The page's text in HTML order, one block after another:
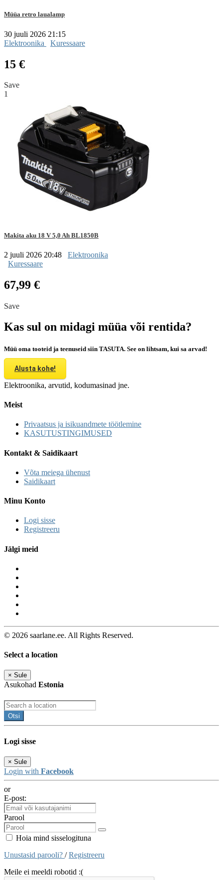
Müüa retro laualamp
30 juuli 2026 21:15
Elektroonika
Kuressaare
15 €
Save
1
Makita aku 18 V 5,0 Ah BL1850B
2 juuli 2026 20:48
Elektroonika
Kuressaare
67,99 €
Save
Kas sul on midagi müüa või rentida?
Müü oma tooteid ja teenuseid siin TASUTA. See on lihtsam, kui sa arvad!
Alusta kohe!
Elektroonika, arvutid, kodumasinad jne.
Meist
Privaatsus ja isikuandmete töötlemine
KASUTUSTINGIMUSED
Kontakt & Saidikaart
Võta meiega ühenust
Saidikaart
Minu Konto
Logi sisse
Registreeru
Jälgi meid
© 2026 saarlane.ee. All Rights Reserved.
Select a location
× Sule
Asukohad Estonia
Otsi
Logi sisse
× Sule
Login with Facebook
or
E-post:
Parool
Hoia mind sisselogituna
Unustasid parooli? /Registreeru
Meile ei meeldi robotid :(